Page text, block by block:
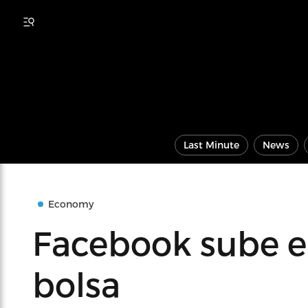
Last Minute News
Economy
Facebook sube
bolsa